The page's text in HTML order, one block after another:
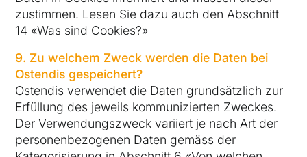
zustimmen. Lesen Sie dazu auch den Abschnitt
14 «Was sind Cookies?»
9. Zu welchem Zweck werden die Daten bei
Ostendis gespeichert?
Ostendis verwendet die Daten grundsätzlich zur
Erfüllung des jeweils kommunizierten Zweckes.
Der Verwendungszweck variiert je nach Art der
personenbezogenen Daten gemäss der